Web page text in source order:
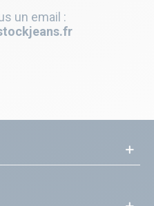
un email :